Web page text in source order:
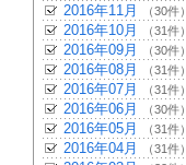
2016年11月 （30件）
2016年10月 （31件）
2016年09月 （30件）
2016年08月 （31件）
2016年07月 （31件）
2016年06月 （30件）
2016年05月 （31件）
2016年04月 （31件）